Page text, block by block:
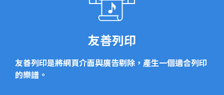
友善列印
友善列印是將網頁介面與廣告剔除，產生一個適合列印
的樂譜。